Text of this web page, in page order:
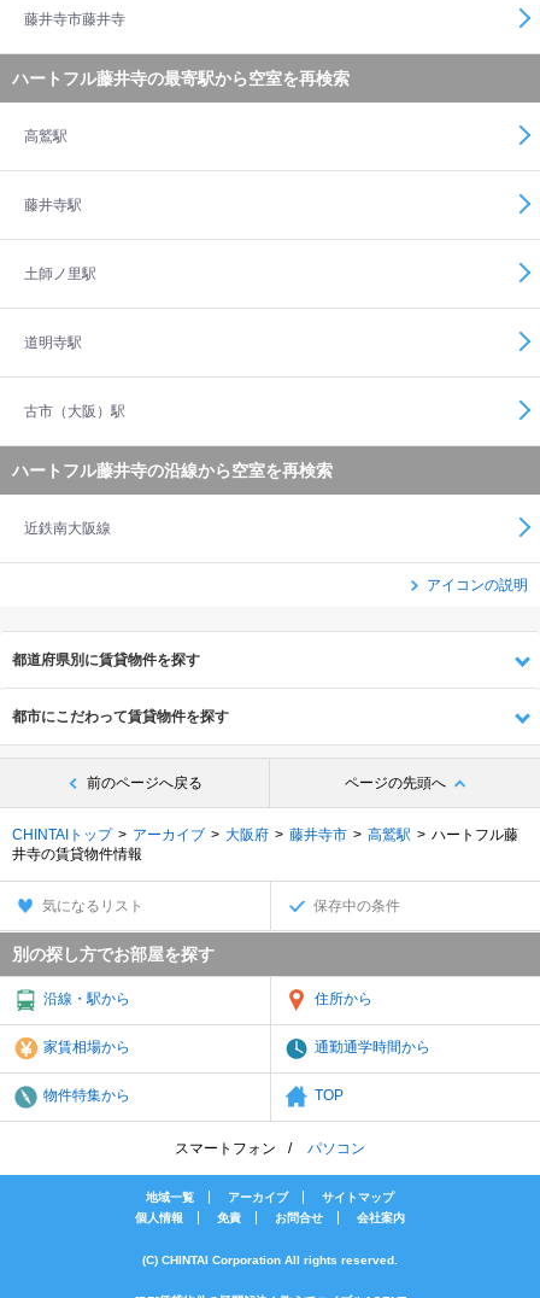
藤井寺市藤井寺
ハートフル藤井寺の最寄駅から空室を再検索
高鷲駅
藤井寺駅
土師ノ里駅
道明寺駅
古市（大阪）駅
ハートフル藤井寺の沿線から空室を再検索
近鉄南大阪線
アイコンの説明
都道府県別に賃貸物件を探す
都市にこだわって賃貸物件を探す
前のページへ戻る ページの先頭へ
CHINTAIトップ アーカイブ 大阪府 藤井寺市 高鷲駅
ハートフル藤
井寺の賃貸物件情報
気になるリスト 保存中の条件
別の探し方でお部屋を探す
沿線・駅から 住所から
家賃相場から 通勤通学時間から
物件特集から TOP
スマートフォン パソコン
地域一覧 アーカイブ
サイトマップ
個人情報
免責 お問合せ 会社案内
(C) CHINTAI Corporation All rights reserved.